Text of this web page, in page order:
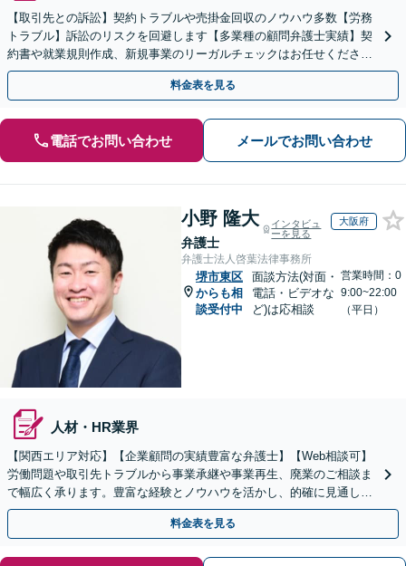
【取引先との訴訟】契約トラブルや売掛金回収のノウハウ多数【労務
トラブル】訴訟のリスクを回避します【多業種の顧問弁護士実績】契
約書や就業規則作成、新規事業のリーガルチェックはお任せくださ
い。単発のご依頼OK。
料金表を見る
電話でお問い合わせ メールでお問い合わせ
小野 隆大
弁護士
インタビュ
ーを見る
大阪府
弁護士法人啓葉法律事務所
堺市東区
からも相
談受付中
面談方法(対面・
電話・ビデオな
ど)は応相談
営業時間：0
9:00~22:00
（平日）
人材・HR業界
【関西エリア対応】【企業顧問の実績豊富な弁護士】【Web相談可】
労働問題や取引先トラブルから事業承継や事業再生、廃業のご相談ま
で幅広く承ります。豊富な経験とノウハウを活かし、的確に見通しを
立て先手を打った対応が強みです。顧問契約の実績も多数
料金表を見る